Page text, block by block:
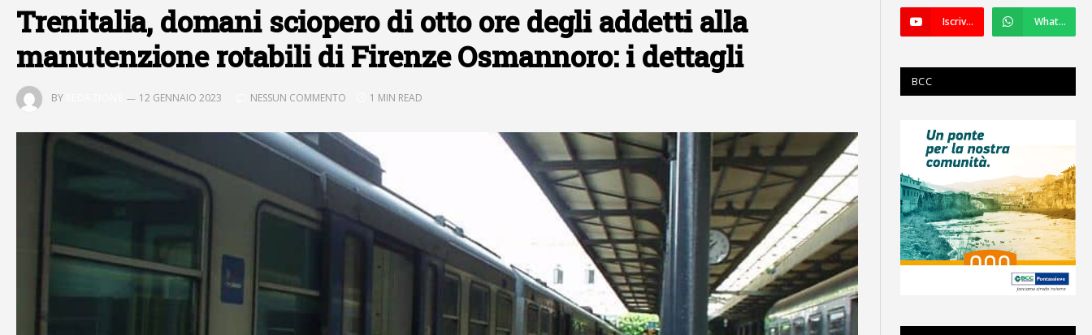
Trenitalia, domani sciopero di otto ore degli addetti alla
manutenzione rotabili di Firenze Osmannoro: i dettagli
BY 12 GENNAIO 2023 NESSUN COMMENTO 1 MIN READ
Iscriviti a YouTube WhatsApp
BCC